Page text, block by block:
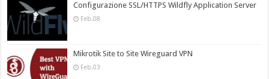
Configurazione SSL/HTTPS Wildfly Application Server
Feb.08
Mikrotik Site to Site Wireguard VPN
Feb.03